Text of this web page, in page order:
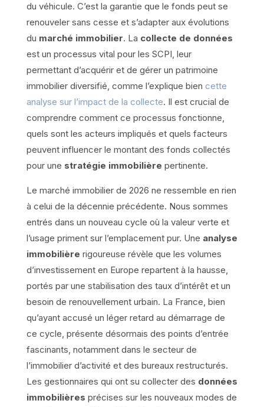
du véhicule. C’est la garantie que le fonds peut se
renouveler sans cesse et s’adapter aux évolutions
du marché immobilier. La collecte de données
est un processus vital pour les SCPI, leur
permettant d’acquérir et de gérer un patrimoine
immobilier diversifié, comme l’explique bien cette
analyse sur l’impact de la collecte. Il est crucial de
comprendre comment ce processus fonctionne,
quels sont les acteurs impliqués et quels facteurs
peuvent influencer le montant des fonds collectés
pour une stratégie immobilière pertinente.
Le marché immobilier de 2026 ne ressemble en rien
à celui de la décennie précédente. Nous sommes
entrés dans un nouveau cycle où la valeur verte et
l’usage priment sur l’emplacement pur. Une analyse
immobilière rigoureuse révèle que les volumes
d’investissement en Europe repartent à la hausse,
portés par une stabilisation des taux d’intérêt et un
besoin de renouvellement urbain. La France, bien
qu’ayant accusé un léger retard au démarrage de
ce cycle, présente désormais des points d’entrée
fascinants, notamment dans le secteur de
l’immobilier d’activité et des bureaux restructurés.
Les gestionnaires qui ont su collecter des données
immobilières précises sur les nouveaux modes de